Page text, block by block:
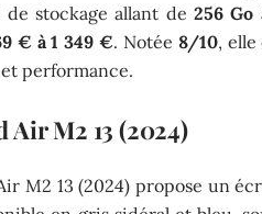
de stockage allant de256 Go
€ à 1 349 €. Notée 8/10,
performance.
Air M2 13 (2024)
M2 13 (2024) propose un